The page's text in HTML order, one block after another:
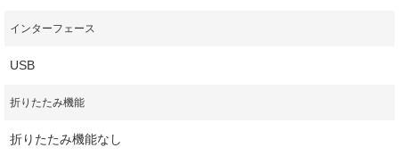
インターフェース
USB
折りたたみ機能
折りたたみ機能なし